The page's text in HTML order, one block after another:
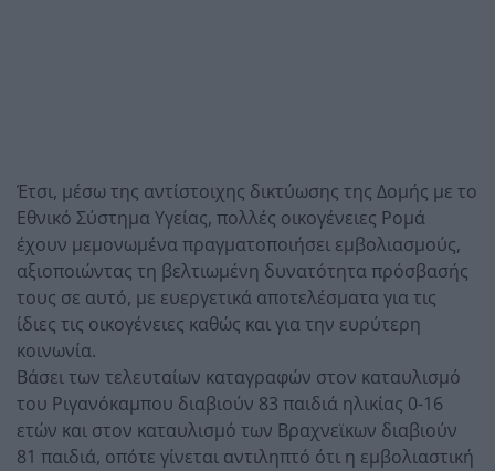
Έτσι, μέσω της αντίστοιχης δικτύωσης της Δομής με το
Εθνικό Σύστημα Υγείας, πολλές οικογένειες Ρομά
έχουν μεμονωμένα πραγματοποιήσει εμβολιασμούς,
αξιοποιώντας τη βελτιωμένη δυνατότητα πρόσβασής
τους σε αυτό, με ευεργετικά αποτελέσματα για τις
ίδιες τις οικογένειες καθώς και για την ευρύτερη
κοινωνία.
Βάσει των τελευταίων καταγραφών στον καταυλισμό
του Ριγανόκαμπου διαβιούν 83 παιδιά ηλικίας 0-16
ετών και στον καταυλισμό των Βραχνεϊκων διαβιούν
81 παιδιά, οπότε γίνεται αντιληπτό ότι η εμβολιαστική